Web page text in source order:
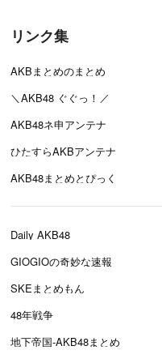
リンク集
AKBまとめのまとめ
＼AKB48 ぐぐっ！／
AKB48ネ申アンテナ
ひたすらAKBアンテナ
AKB48まとめとぴっく
Daily AKB48
GIOGIOの奇妙な速報
SKEまとめもん
48年戦争
地下帝国-AKB48まとめ